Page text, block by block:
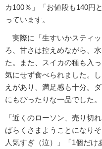
カ100％」「お値段も140円
っています。
実際に「生すいかスティ
ろ、甘さは控えめながら、
た。また、スイカの種も入
気にせず食べられました。
えがあり、満足感も十分。
にもぴったりな一品でした。
「近くのローソン、売り切
ばらくさまようことになり
人気すぎ（泣）」「1個だ